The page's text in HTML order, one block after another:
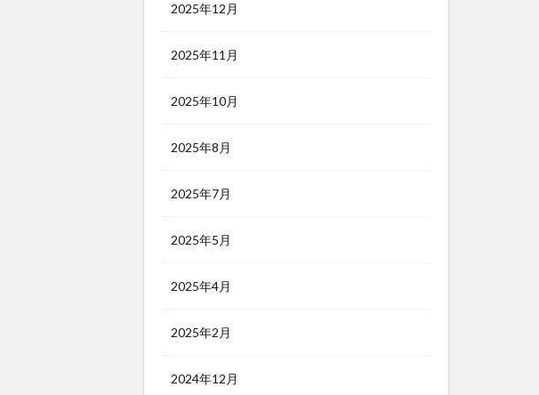
2025年12月
2025年11月
2025年10月
2025年8月
2025年7月
2025年5月
2025年4月
2025年2月
2024年12月